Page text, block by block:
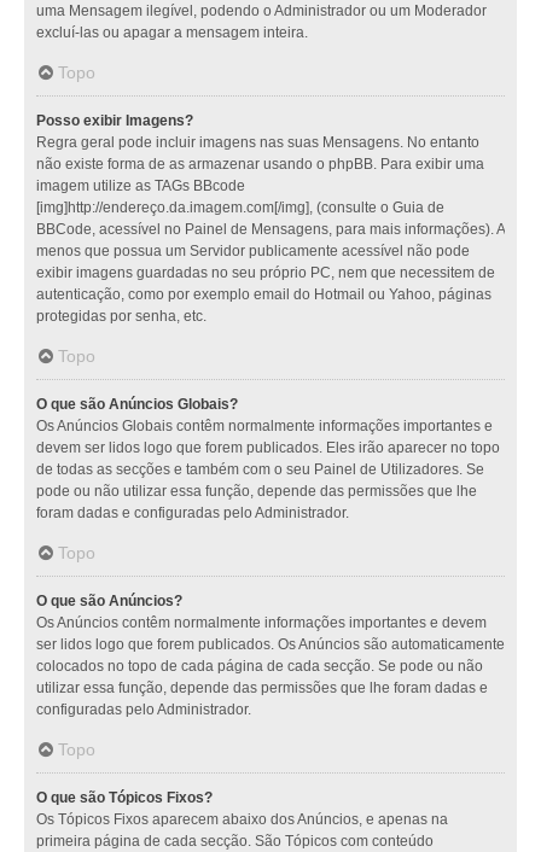
uma Mensagem ilegível, podendo o Administrador ou um Moderador
excluí-las ou apagar a mensagem inteira.
Topo
Posso exibir Imagens?
Regra geral pode incluir imagens nas suas Mensagens. No entanto
não existe forma de as armazenar usando o phpBB. Para exibir uma
imagem utilize as TAGs BBcode
[img]http://endereço.da.imagem.com[/img], (consulte o Guia de
BBCode, acessível no Painel de Mensagens, para mais informações). A
menos que possua um Servidor publicamente acessível não pode
exibir imagens guardadas no seu próprio PC, nem que necessitem de
autenticação, como por exemplo email do Hotmail ou Yahoo, páginas
protegidas por senha, etc.
Topo
O que são Anúncios Globais?
Os Anúncios Globais contêm normalmente informações importantes e
devem ser lidos logo que forem publicados. Eles irão aparecer no topo
de todas as secções e também com o seu Painel de Utilizadores. Se
pode ou não utilizar essa função, depende das permissões que lhe
foram dadas e configuradas pelo Administrador.
Topo
O que são Anúncios?
Os Anúncios contêm normalmente informações importantes e devem
ser lidos logo que forem publicados. Os Anúncios são automaticamente
colocados no topo de cada página de cada secção. Se pode ou não
utilizar essa função, depende das permissões que lhe foram dadas e
configuradas pelo Administrador.
Topo
O que são Tópicos Fixos?
Os Tópicos Fixos aparecem abaixo dos Anúncios, e apenas na
primeira página de cada secção. São Tópicos com conteúdo